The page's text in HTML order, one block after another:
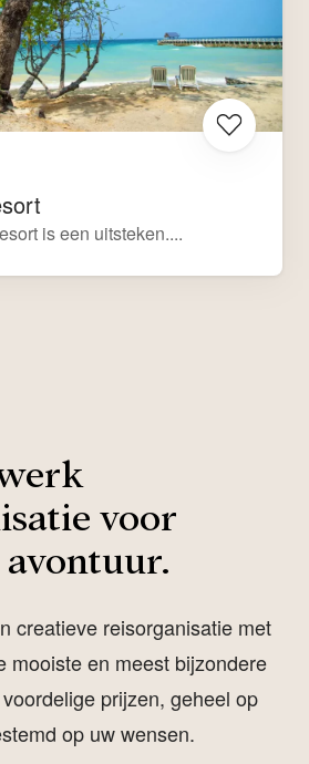
is een uitsteken....
voor
creatieve reisorganisatie met
mooiste en meest bijzondere
prijzen, geheel op
op uw wensen.